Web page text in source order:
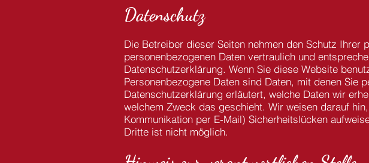
Datenschutz
Die Betreiber dieser Seiten nehmen den Schutz
personenbezogenen Daten vertraulich und
Datenschutzerklärung. Wenn Sie diese Website
Personenbezogene Daten sind Daten, mit denen Sie
Datenschutzerklärung erläutert, welche Daten wir
welchem Zweck das geschieht. Wir weisen darauf
Kommunikation per E-Mail) Sicherheitslücken
Dritte ist nicht möglich.